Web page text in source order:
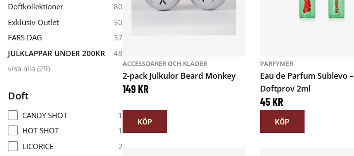
Doftkollektioner
80
Exklusiv Outlet
30
FARS DAG
37
JULKLAPPAR UNDER 200KR
48
visa alla (29)
Doft
CANDY SHOT
1
HOT SHOT
1
LICORICE
2
ACCESSOARER OCH KLÄDER
2-pack Julkulor Beard Monkey
149 KR
KÖP
PARFYMER
Eau de Parfum Sublevo –
Doftprov 2ml
45KR
KÖP